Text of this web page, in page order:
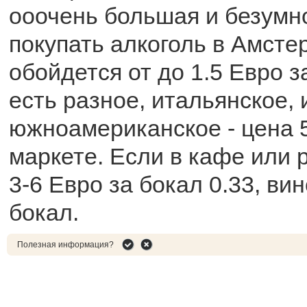
ооочень большая и
покупать алкоголь в
обойдется от до 1.5 Евро
есть разное, итальянское,
южноамериканское - цена
маркете. Если в кафе или
3-6 Евро за бокал 0.33,
бокал.
Полезная информация?